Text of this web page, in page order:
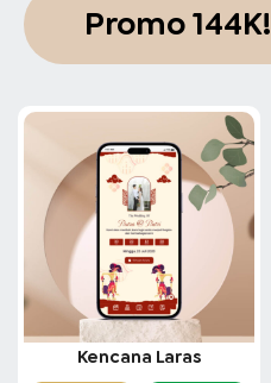
Promo 144K!
Kencana Laras